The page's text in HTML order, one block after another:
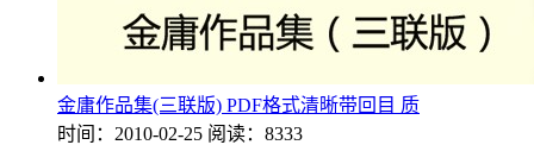
金庸作品集(三联版) PDF格式清晰带回目 质
时间：2010-02-25 阅读：8333